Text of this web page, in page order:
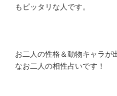
もピッタリな人です。
お二人の性格＆動物キャラが
なお二人の相性占いです！